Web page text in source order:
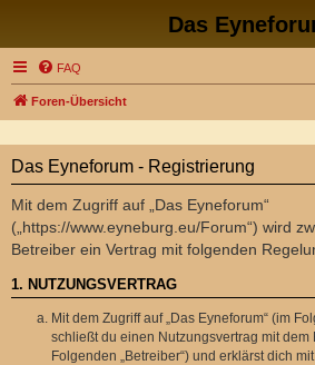
Das
FAQ
Foren-Übersicht
Das Eyneforum - Registrierung
Mit dem Zugriff auf „Das Eyneforum“
(„https://www.eyneburg.eu/Forum“) wird
Betreiber ein Vertrag mit folgenden
1. NUTZUNGSVERTRAG
Mit dem Zugriff auf „Das Eyneforum“ (im
schließt du einen Nutzungsvertrag mit
Folgenden „Betreiber“) und erklärst dich